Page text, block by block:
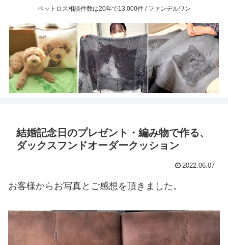
ペットロス相談件数は20年で13,000件 / ファンデルワン
結婚記念日のプレゼント・編み物で作る、
ダックスフンドオーダークッション
2022.06.07
お客様からお写真とご感想を頂きました。